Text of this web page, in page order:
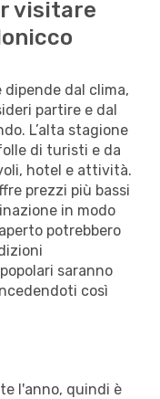
visitare
dal clima,
partire e dal
L’alta stagione
di turisti e da
hotel e attività.
prezzi più bassi
in modo
potrebbero
saranno
così
l'anno, quindi è